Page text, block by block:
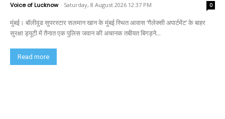
Voice of Lucknow - Saturday, 8 August 2026 12:37 PM 0
मुंबई। बॉलीवुड सुपरस्टार सलमान खान के मुंबई स्थित आवास ‘गैलेक्सी अपार्टमेंट’ के बाहर
सुरक्षा ड्यूटी में तैनात एक पुलिस जवान की अचानक तबीयत बिगड़ने...
Read more